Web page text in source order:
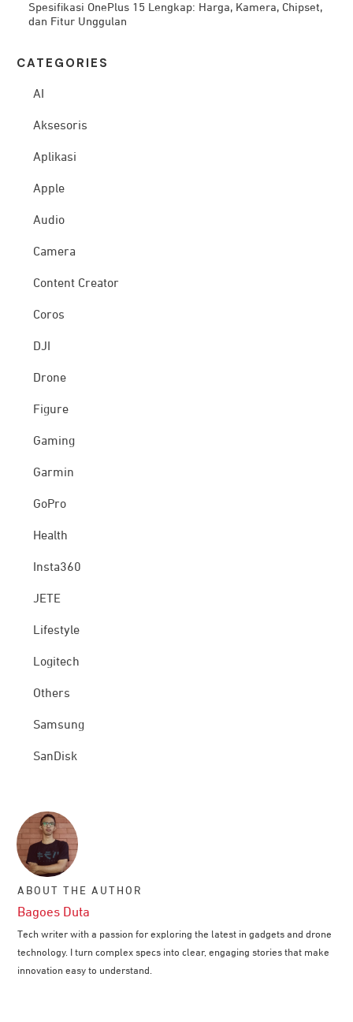
Spesifikasi OnePlus 15 Lengkap: Harga, Kamera, Chipset,
dan Fitur Unggulan
CATEG ORIES
AI
Aksesoris
Aplikasi
Apple
Audio
Camera
Content Creator
Coros
DJI
Drone
Figure
Gaming
Garmin
GoPro
Health
Insta360
JETE
Lifestyle
Logitech
Others
Samsung
SanDisk
ABOUT THE AUTHOR
Bagoes Duta
Tech writer with a passion for exploring the latest in gadgets and drone
technology. I turn complex specs into clear, engaging stories that make
innovation easy to understand.